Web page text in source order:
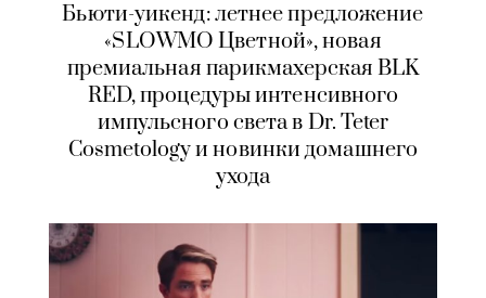
Бьюти-уикенд: летнее предложение
«SLOWMO Цветной», новая
премиальная парикмахерская BLK
RED, процедуры интенсивного
импульсного света в Dr. Teter
Cosmetology и новинки домашнего
ухода